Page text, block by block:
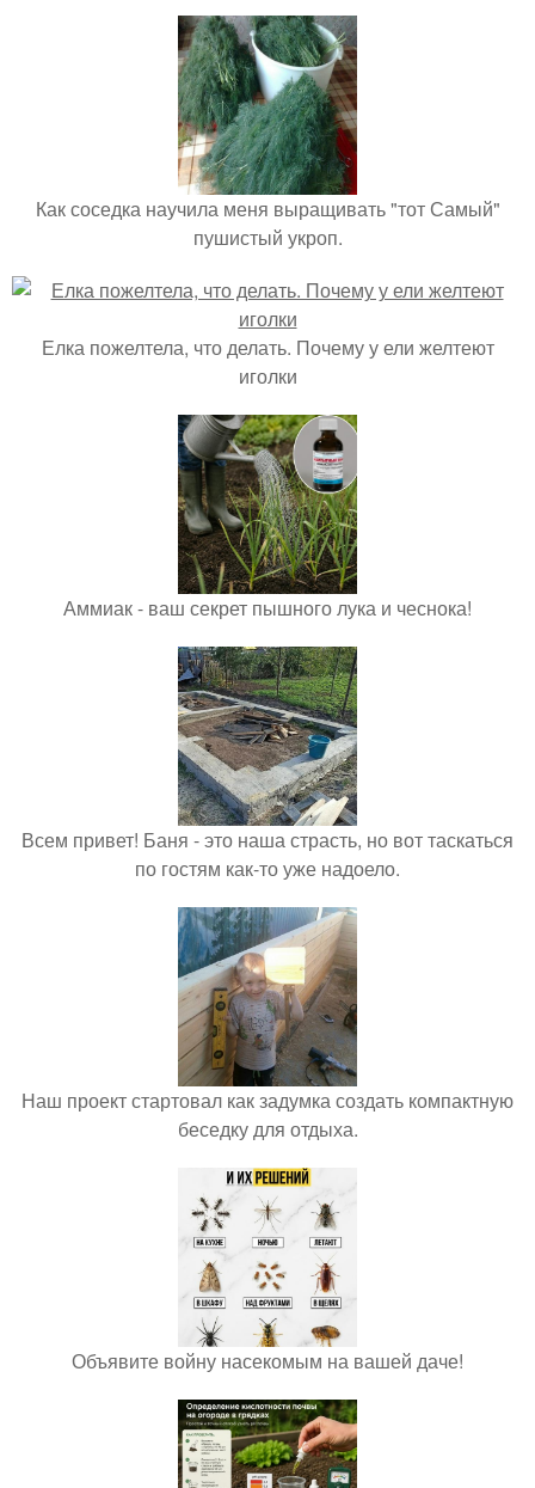
Как соседка научила меня выращивать "тот Самый"
пушистый укроп.
Елка пожелтела, что делать. Почему у ели желтеют
иголки
Аммиак - ваш секрет пышного лука и чеснока!
Всем привет! Баня - это наша страсть, но вот таскаться
по гостям как-то уже надоело.
Наш проект стартовал как задумка создать компактную
беседку для отдыха.
Объявите войну насекомым на вашей даче!